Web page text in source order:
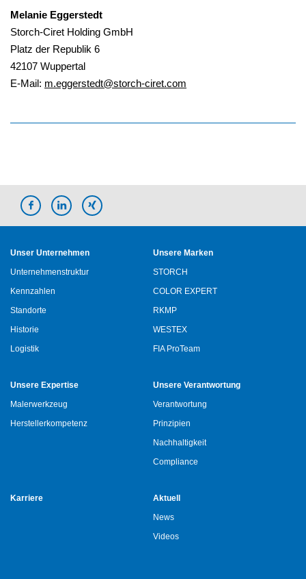
Melanie Eggerstedt
Storch-Ciret Holding GmbH
Platz der Republik 6
42107 Wuppertal
E-Mail: m.eggerstedt@storch-ciret.com
Unser Unternehmen
Unternehmenstruktur
Kennzahlen
Standorte
Historie
Logistik
Unsere Marken
STORCH
COLOR EXPERT
RKMP
WESTEX
FIA ProTeam
Unsere Expertise
Malerwerkzeug
Herstellerkompetenz
Unsere Verantwortung
Verantwortung
Prinzipien
Nachhaltigkeit
Compliance
Karriere
Aktuell
News
Videos